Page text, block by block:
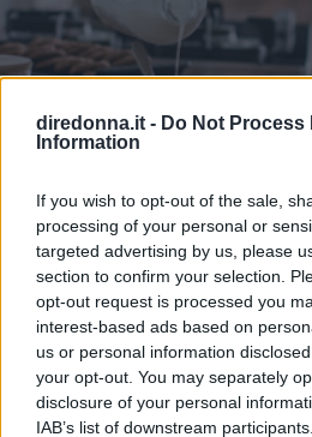
diredonna.it - Do Not Process
Information
If you wish to opt-out of the sale,
processing of your personal or
targeted advertising by us, please
section to confirm your selection.
opt-out request is processed you
interest-based ads based on
us or personal information
your opt-out. You may separately
disclosure of your personal
IAB’s list of downstream
IN FORMA
Cereali a
scegliere e come
iniziare bene la
Ecco quali cereali scegliere e